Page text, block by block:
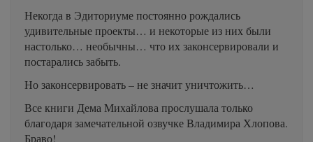
Некогда в Эдиториуме постоянно рождались
удивительные проекты… и некоторые из них были
настолько… необычны… что их законсервировали и
постарались забыть.
Но законсервировать – не значит уничтожить…
Все книги Дема Михайлова прослушала только
благодаря замечательной озвучке Владимира Хлопова.
Браво!